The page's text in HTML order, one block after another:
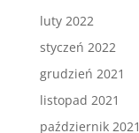
luty 2022
styczeń 2022
grudzień 2021
listopad 2021
październik 2021